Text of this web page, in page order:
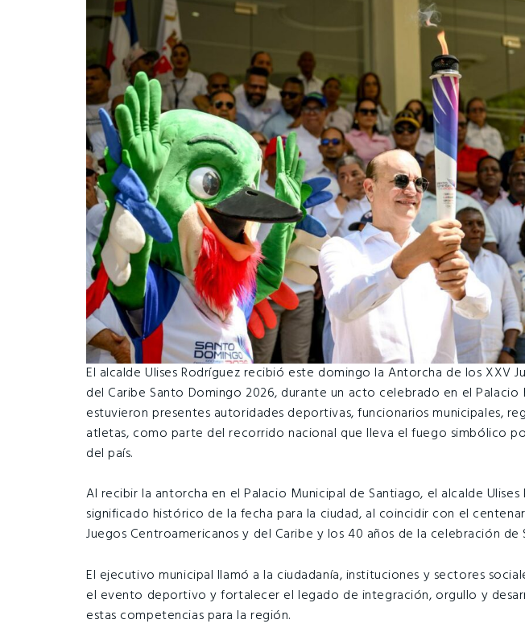
El alcalde Ulises Rodríguez recibió este domingo la Antorcha de los XXV
del Caribe Santo Domingo 2026, durante un acto celebrado en el Palacio
estuvieron presentes autoridades deportivas, funcionarios municipales,
atletas, como parte del recorrido nacional que lleva el fuego simbólico
del país.
Al recibir la antorcha en el Palacio Municipal de Santiago, el alcalde
significado histórico de la fecha para la ciudad, al coincidir con el
Juegos Centroamericanos y del Caribe y los 40 años de la celebración de
El ejecutivo municipal llamó a la ciudadanía, instituciones y sectores
el evento deportivo y fortalecer el legado de integración, orgullo y
estas competencias para la región.